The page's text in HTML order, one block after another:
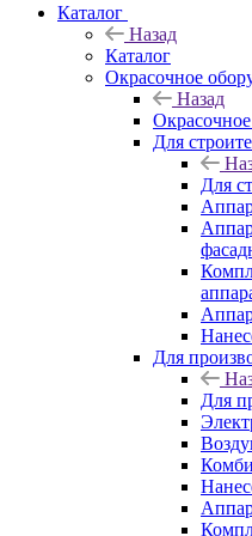
Каталог
Назад
Каталог
Окрасочное
Назад
Для
Для
Для
Для